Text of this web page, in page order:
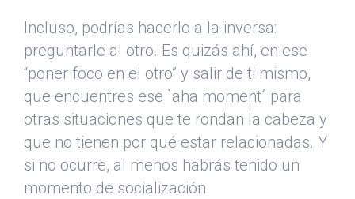
Incluso, podrías hacerlo a la inversa:
preguntarle al otro. Es quizás ahí, en ese
“poner foco en el otro” y salir de ti mismo,
que encuentres ese `aha moment´ para
otras situaciones que te rondan la cabeza y
que no tienen por qué estar relacionadas. Y
si no ocurre, al menos habrás tenido un
momento de socialización.